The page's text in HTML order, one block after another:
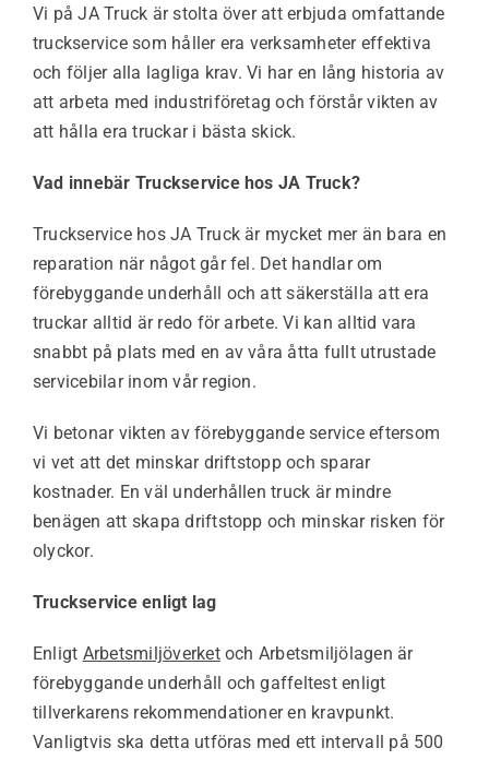
Vi på JA Truck är stolta över att erbjuda omfattande
truckservice som håller era verksamheter effektiva
och följer alla lagliga krav. Vi har en lång historia av
att arbeta med industriföretag och förstår vikten av
att hålla era truckar i bästa skick.
Vad innebär Truckservice hos JA Truck?
Truckservice hos JA Truck är mycket mer än bara en
reparation när något går fel. Det handlar om
förebyggande underhåll och att säkerställa att era
truckar alltid är redo för arbete. Vi kan alltid vara
snabbt på plats med en av våra åtta fullt utrustade
servicebilar inom vår region.
Vi betonar vikten av förebyggande service eftersom
vi vet att det minskar driftstopp och sparar
kostnader. En väl underhållen truck är mindre
benägen att skapa driftstopp och minskar risken för
olyckor.
Truckservice enligt lag
Enligt Arbetsmiljöverketoch Arbetsmiljölagen är
förebyggande underhåll och gaffeltest enligt
tillverkarens rekommendationer en kravpunkt.
Vanligtvis ska detta utföras med ett intervall på 500